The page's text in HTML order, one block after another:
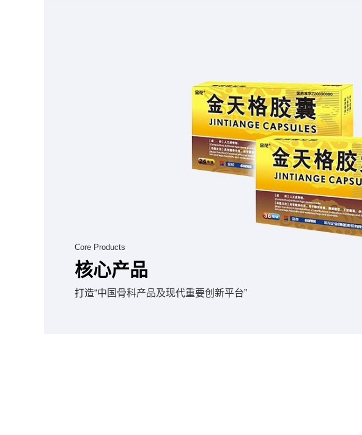
Core Products
核心产品
打造“中国骨科产品及现代重要创新平台”